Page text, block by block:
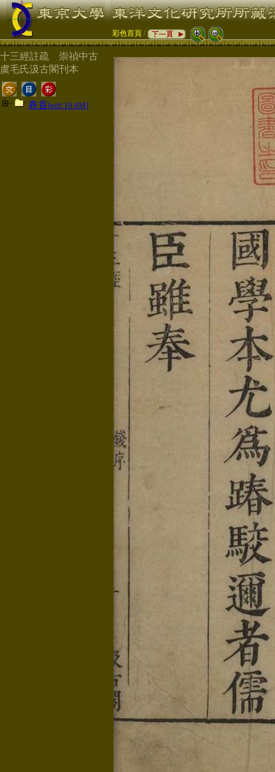
十三經註疏 崇禎中古
虞毛氏汲古閣刊本
卷首[pdf:19.0M]
彩色首頁 /